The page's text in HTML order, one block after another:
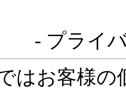
- プライ
はお客様の